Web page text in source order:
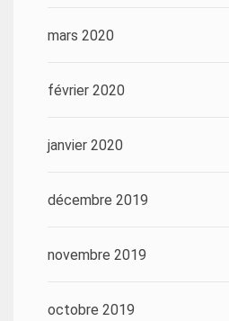
mars 2020
février 2020
janvier 2020
décembre 2019
novembre 2019
octobre 2019